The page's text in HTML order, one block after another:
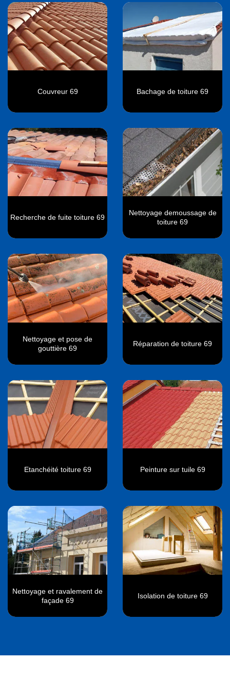
Couvreur 69 Bachage de toiture 69
Recherche de fuite toiture 69
Nettoyage demoussage de
toiture 69
Nettoyage et pose de
gouttière 69
Réparation de toiture 69
Etanchéité toiture 69 Peinture sur tuile 69
Nettoyage et ravalement de
façade 69
Isolation de toiture 69